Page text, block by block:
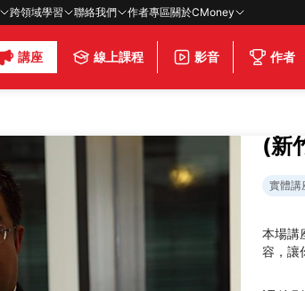
跨領域學習 聯絡我們 作者專區關於CMoney
講座 線上課程 影音 作者
(新
實體講
本場講
容，讓